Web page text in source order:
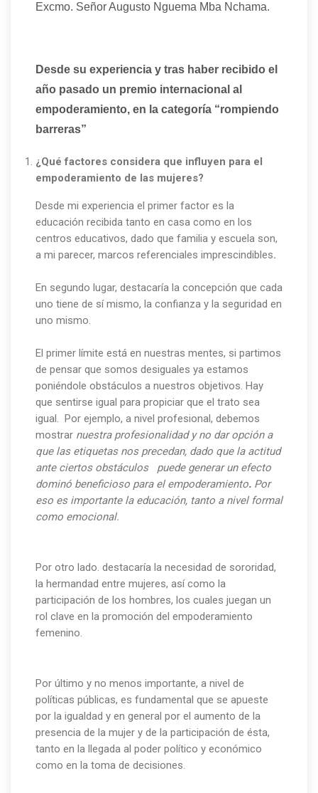
Excmo. Señor Augusto Nguema Mba Nchama.
Desde su experiencia y tras haber recibido el
año pasado un premio internacional al
empoderamiento, en la categoría “rompiendo
barreras”
¿Qué factores considera que influyen para el
empoderamiento de las mujeres?
Desde mi experiencia el primer factor es la
educación recibida tanto en casa como en los
centros educativos, dado que familia y escuela son,
a mi parecer, marcos referenciales imprescindibles.
En segundo lugar, destacaría la concepción que cada
uno tiene de sí mismo, la confianza y la seguridad en
uno mismo.
El primer límite está en nuestras mentes, si partimos
de pensar que somos desiguales ya estamos
poniéndole obstáculos a nuestros objetivos. Hay
que sentirse igual para propiciar que el trato sea
igual. Por ejemplo, a nivel profesional, debemos
mostrar nuestra profesionalidad yno dar opción a
que las etiquetas nos precedan, dado que la actitud
ante ciertos obstáculos puede generar un efecto
dominó beneficioso para el empoderamiento. Por
eso es importante la educación, tanto a nivel formal
como emocional.
Por otro lado. destacaría la necesidad de sororidad,
la hermandad entre mujeres, así como la
participación de los hombres, los cuales juegan un
rol clave en la promoción del empoderamiento
femenino.
Por último y no menos importante, a nivel de
políticas públicas, es fundamental que se apueste
por la igualdad y en general por el aumento de la
presencia de la mujer y de la participación de ésta,
tanto en la llegada al poder político y económico
como en la toma de decisiones.